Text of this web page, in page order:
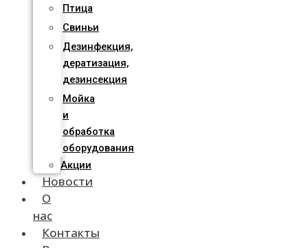
Птица
Свиньи
Дезинфекция,
дератизация,
дезинсекция
Мойка
и
обработка
оборудования
Акции
Новости
О
нас
Контакты